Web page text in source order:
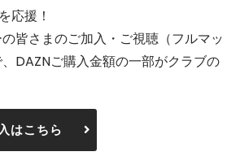
応援！
皆さまのご加入・ご視聴（フルマッ
DAZNご購入金額の一部がクラブの
はこちら